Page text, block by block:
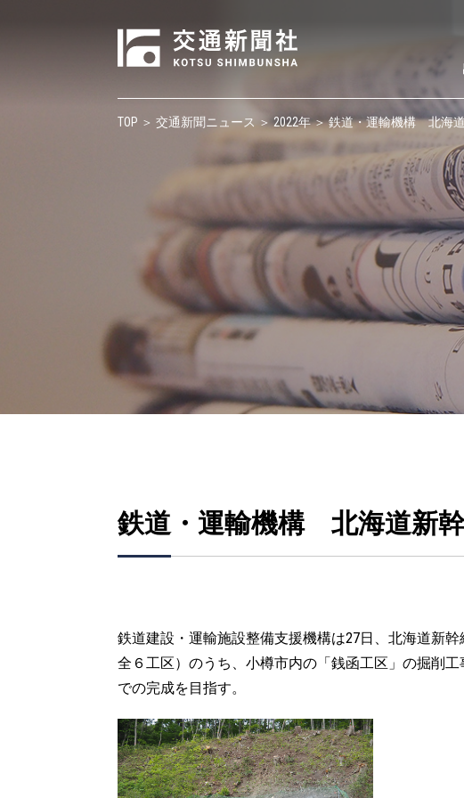
TOP ＞ 交通新聞ニュース ＞ 2022年＞ 鉄道・運輸機構 北海
鉄道・運輸機構 北海道新
鉄道建設・運輸施設整備支援機構は27日、北海道新
全６工区）のうち、小樽市内の「銭函工区」の掘削
での完成を目指す。